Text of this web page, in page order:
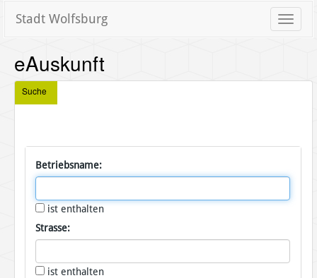
Toggle
Stadt Wolfsburg
eAuskunft
Suche
Betriebsname:
ist enthalten
Strasse:
ist enthalten